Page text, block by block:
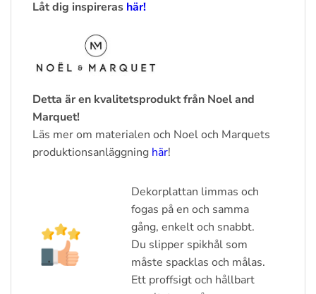
Låt dig inspireras här!
Detta är en kvalitetsprodukt från Noel and
Marquet!
Läs mer om materialen och Noel och Marquets
produktionsanläggning här!
Dekorplattan limmas och
fogas på en och samma
gång, enkelt och snabbt.
Du slipper spikhål som
måste spacklas och målas.
Ett proffsigt och hållbart